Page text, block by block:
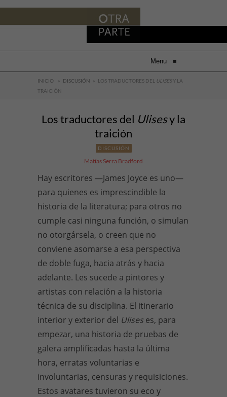
Menu ≡
INICIO » DISCUSIÓN » LOS TRADUCTORES DEL ULISESY LA
TRAICIÓN
Los traductores del Ulisesy la
traición
DISCUSIÓN
Matías Serra Bradford
Hay escritores —James Joyce es uno—
para quienes es imprescindible la
historia de la literatura; para otros no
cumple casi ninguna función, o simulan
no otorgársela, o creen que no
conviene asomarse a esa perspectiva
de doble fuga, hacia atrás y hacia
adelante. Les sucede a pintores y
artistas con relación a la historia
técnica de su disciplina. El itinerario
interior y exterior del Ulises es, para
empezar, una historia de pruebas de
galera amplificadas hasta la última
hora, erratas voluntarias e
involuntarias, censuras y requisiciones.
Estos avatares tuvieron su eco y